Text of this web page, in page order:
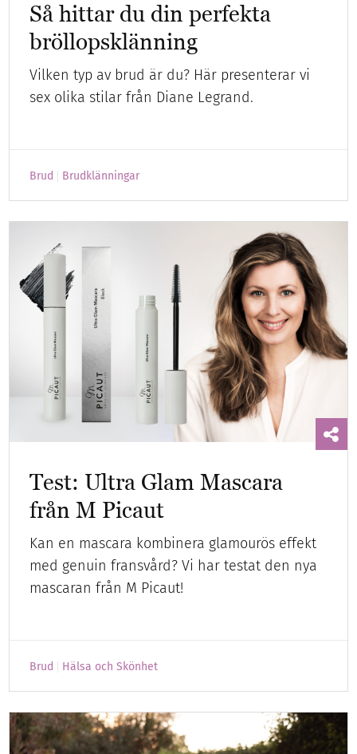
Så hittar du din perfekta
bröllopsklänning
Vilken typ av brud är du? Här presenterar vi
sex olika stilar från Diane Legrand.
Brud Brudklänningar
Test: Ultra Glam Mascara
från M Picaut
Kan en mascara kombinera glamourös effekt
med genuin fransvård? Vi har testat den nya
mascaran från M Picaut!
Brud Hälsa och Skönhet